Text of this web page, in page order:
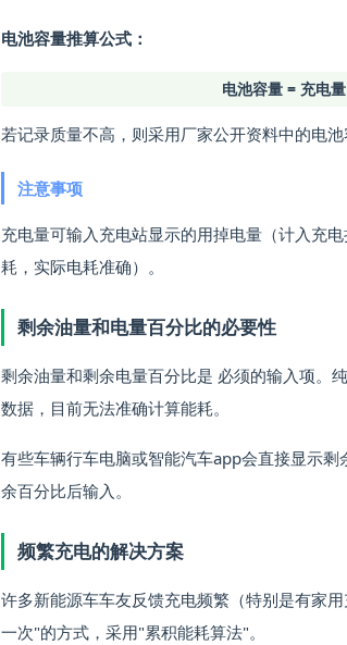
电池容量推算公式：
电池容量 = 充电
若记录质量不高，则采用厂家公开资料中的电池
注意事项
充电量可输入充电站显示的用掉电量（计入充
耗，实际电耗准确）。
剩余油量和电量百分比的必要性
剩余油量和剩余电量百分比是 必须的输入项。
数据，目前无法准确计算能耗。
有些车辆行车电脑或智能汽车app会直接显示
余百分比后输入。
频繁充电的解决方案
许多新能源车车友反馈充电频繁（特别是有家
一次"的方式，采用"累积能耗算法"。